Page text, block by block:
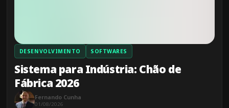
DESENVOLVIMENTO SOFTWARES
Sistema para Indústria: Chão de
Fábrica 2026
Fernando Cunha
01/08/2026